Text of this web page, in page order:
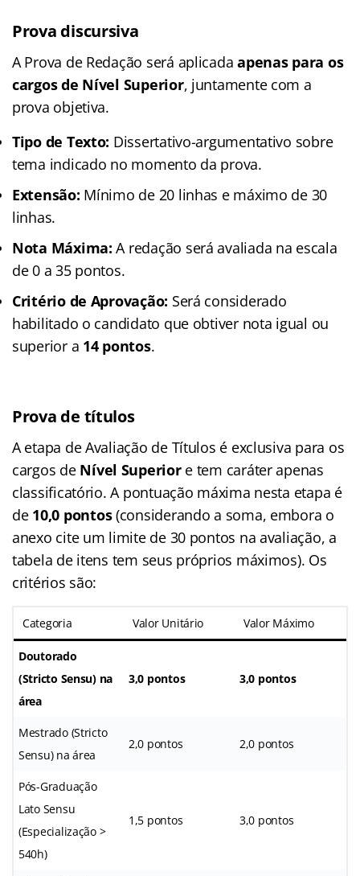
Prova discursiva
A Prova de Redação será aplicadaapenas para os
cargos de Nível Superior, juntamente com a
prova objetiva.
Tipo de Texto: Dissertativo-argumentativo sobre
tema indicado no momento da prova.
Extensão: Mínimo de 20 linhas e máximo de 30
linhas.
Nota Máxima: A redação será avaliada na escala
de 0 a 35 pontos.
Critério de Aprovação: Será considerado
habilitado o candidato que obtiver nota igual ou
superior a 14 pontos.
Prova de títulos
A etapa de Avaliação de Títulos é exclusiva para os
cargos de Nível Superiore tem caráter apenas
classificatório. A pontuação máxima nesta etapa é
de 10,0 pontos(considerando a soma, embora o
anexo cite um limite de 30 pontos na avaliação, a
tabela de itens tem seus próprios máximos). Os
critérios são:
Categoria Valor Unitário Valor Máximo
Doutorado
(Stricto Sensu) na
área
3,0 pontos 3,0 pontos
Mestrado (Stricto
Sensu) na área
2,0 pontos 2,0 pontos
Pós-Graduação
Lato Sensu
(Especialização >
540h)
1,5 pontos 3,0 pontos